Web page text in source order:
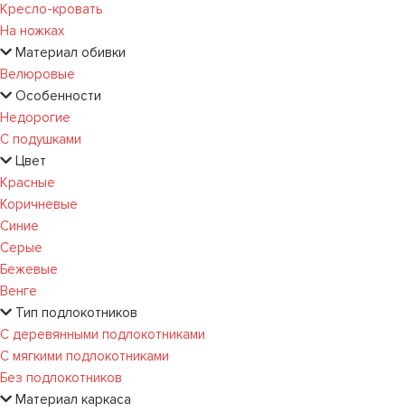
Кресло-кровать
На ножках
Материал обивки
Велюровые
Особенности
Недорогие
С подушками
Цвет
Красные
Коричневые
Синие
Серые
Бежевые
Венге
Тип подлокотников
С деревянными подлокотниками
С мягкими подлокотниками
Без подлокотников
Материал каркаса